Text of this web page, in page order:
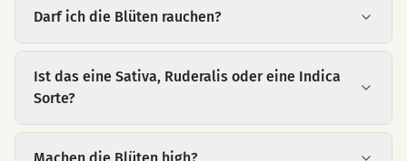
Darf ich die Blüten rauchen?
Ist das eine Sativa, Ruderalis oder eine Indica
Sorte?